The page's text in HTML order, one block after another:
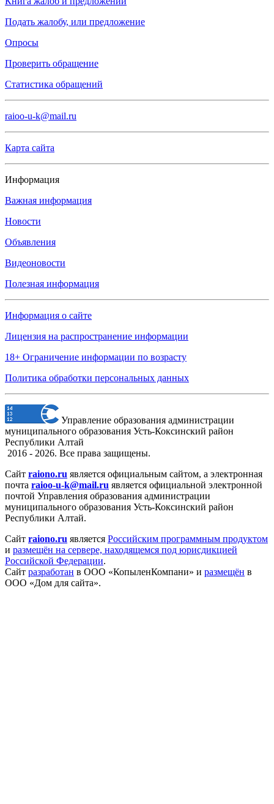
Подать жалобу, или предложение
Опросы
Проверить обращение
Статистика обращений
raioo-u-k@mail.ru
Карта сайта
Информация
Важная информация
Новости
Объявления
Видеоновости
Полезная информация
Информация о сайте
Лицензия на распространение информации
18+ Ограничение информации по возрасту
Политика обработки персональных данных
Управление образования администрации
муниципального образования Усть-Коксинский район
Республики Алтай
2016 - 2026. Все права защищены.
Сайт raiono.ru является официальным сайтом, а электронная
почта raioo-u-k@mail.ru является официальной электронной
почтой Управления образования администрации
муниципального образования Усть-Коксинский район
Республики Алтай.
Сайт raiono.ru является Российским программным продуктом
и размещён на сервере, находящемся под юрисдикцией
Российской Федерации.
Сайт разработан в ООО «КопыленКомпани» и размещён в
ООО «Дом для сайта».